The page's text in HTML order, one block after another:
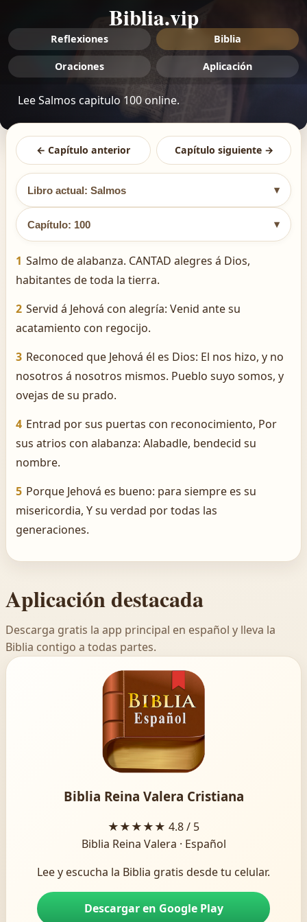
Biblia.vip
Reflexiones Biblia
Oraciones Aplicación
Lee Salmos capitulo 100 online.
← Capítulo anterior Capítulo siguiente →
Libro actual: Salmos ▾
Capítulo: 100 ▾
1 Salmo de alabanza. CANTAD alegres á Dios,
habitantes de toda la tierra.
2 Servid á Jehová con alegría: Venid ante su
acatamiento con regocijo.
3 Reconoced que Jehová él es Dios: El nos hizo, y no
nosotros á nosotros mismos. Pueblo suyo somos, y
ovejas de su prado.
4 Entrad por sus puertas con reconocimiento, Por
sus atrios con alabanza: Alabadle, bendecid su
nombre.
5 Porque Jehová es bueno: para siempre es su
misericordia, Y su verdad por todas las
generaciones.
Aplicación destacada
Descarga gratis la app principal en español y lleva la
Biblia contigo a todas partes.
Biblia Reina Valera Cristiana
★★★★★ 4.8 / 5
Biblia Reina Valera · Español
Lee y escucha la Biblia gratis desde tu celular.
Descargar en Google Play